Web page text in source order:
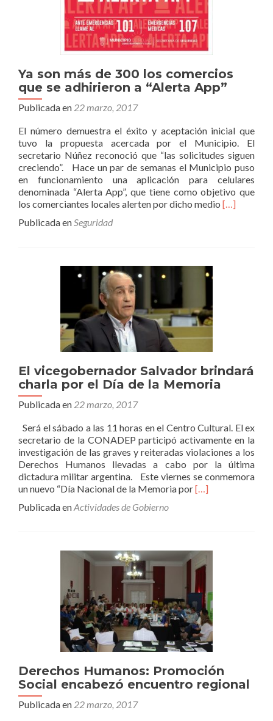
plaza,
mujeres
y
memoria”
Ya son más de 300 los comercios
que se adhirieron a “Alerta App”
Publicada en 22 marzo, 2017
El número demuestra el éxito y aceptación inicial que
tuvo la propuesta acercada por el Municipio. El
secretario Núñez reconoció que “las solicitudes siguen
creciendo”. Hace un par de semanas el Municipio puso
en funcionamiento una aplicación para celulares
denominada “Alerta App”, que tiene como objetivo que
los comerciantes locales alerten por dicho medio Leer
[…]
Publicada enSeguridad
El vicegobernador Salvador brindará
charla por el Día de la Memoria
Publicada en 22 marzo, 2017
Será el sábado a las 11 horas en el Centro Cultural. El ex
secretario de la CONADEP participó activamente en la
investigación de las graves y reiteradas violaciones a los
Derechos Humanos llevadas a cabo por la última
dictadura militar argentina. Este viernes se conmemora
un nuevo “Día Nacional de la Memoria porLeer
charla
por
el
Día
de
la
Memoria
[…]
Publicada enActividades de Gobierno
Derechos Humanos: Promoción
Social encabezó encuentro regional
Publicada en 22 marzo, 2017